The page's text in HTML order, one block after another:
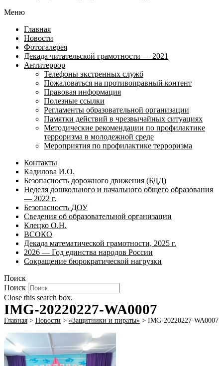
Меню
Главная
Новости
Фотогалерея
Декада читательской грамотности — 2021
Антитеррор
Телефоны экстренных служб
Пожаловаться на противоправный контент
Правовая информация
Полезные ссылки
Регламенты образовательной организации
Памятки действий в чрезвычайных ситуациях
Методические рекомендации по профилактике
терроризма в молодежной среде
Мероприятия по профилактике терроризма
Контакты
Кадилова И.О.
Безопасность дорожного движения (БДД)
Неделя дошкольного и начального общего образования
— 2022 г.
Безопасность ДОУ
Сведения об образовательной организации
Клецко О.Н.
ВСОКО
Декада математической грамотности, 2025 г.
2026 — Год единства народов России
Сокращение бюрократической нагрузки
Поиск
Поиск
Close this search box.
IMG-20220227-WA0007
Главная > Новости > «Защитники и пираты» > IMG-20220227-WA0007